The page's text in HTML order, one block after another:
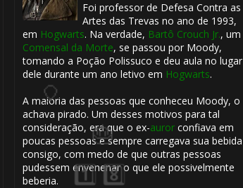
Foi professor de Defesa Contra as
Artes das Trevas no ano de 1993,
em Hogwarts. Na verdade, Bartô Crouch Jr., um
Comensal da Morte, se passou por Moody,
tomando a Poção Polissuco e deu aula no lugar
dele durante um ano letivo em Hogwarts.
A maioria das pessoas que conheceu Moody, o
achava pirado. Um desses motivos para tal
consideração, era que o ex-aurorconfiava em
poucas pessoas e sempre carregava sua bebida
consigo, com medo de que outras pessoas
pudessem envenenar o que ele possivelmente
beberia.
⚡
1️⃣ 8️⃣